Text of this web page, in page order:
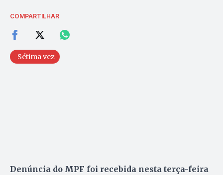
COMPARTILHAR
Sétima vez
Denúncia do MPF foi recebida nesta terça-feira